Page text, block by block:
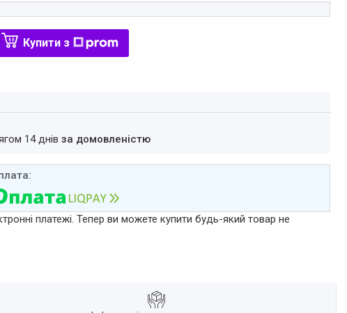
Купити з
14 днів за домовленістю
платежі. Тепер ви можете купити будь-який товар не